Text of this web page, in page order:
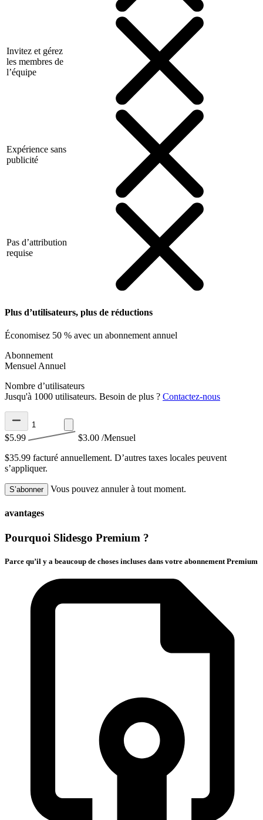
Invitez et gérez
les membres de
l’équipe
Expérience sans
publicité
Pas d’attribution
requise
Plus d’utilisateurs, plus de réductions
Économisez 50 % avec un abonnement annuel
Abonnement
Mensuel Annuel
Nombre d’utilisateurs
Jusqu'à 1000 utilisateurs. Besoin de plus ? Contactez-nous
$5.99 $3.00 /Mensuel
$35.99 facturé annuellement. D’autres taxes locales peuvent
s’appliquer.
S’abonner Vous pouvez annuler à tout moment.
avantages
Pourquoi Slidesgo Premium ?
Parce qu’il y a beaucoup de choses incluses dans votre abonnement Premium